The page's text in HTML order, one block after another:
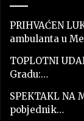
PRIHVAĆEN
ambulanta u
TOPLOTNI
Gradu:…
SPEKTAKL NA
pobjednik…